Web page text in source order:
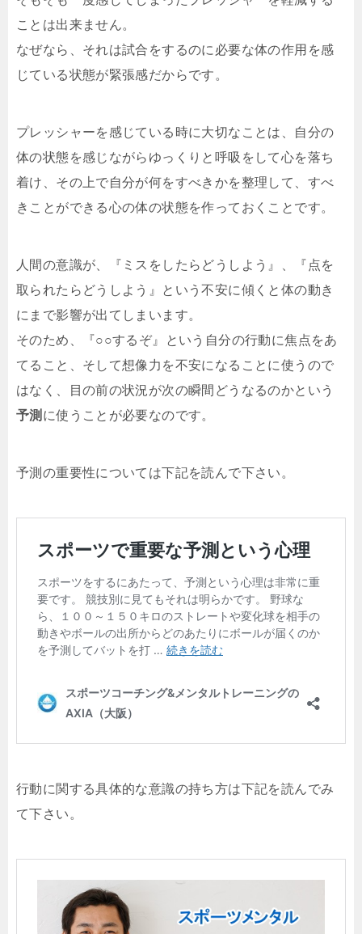
ことは出来ません。
なぜなら、それは試合をするのに必要な体の作用を感
じている状態が緊張感だからです。
プレッシャーを感じている時に大切なことは、自分の
体の状態を感じながらゆっくりと呼吸をして心を落ち
着け、その上で自分が何をすべきかを整理して、すべ
きことができる心の体の状態を作っておくことです。
人間の意識が、『ミスをしたらどうしよう』、『点を
取られたらどうしよう』という不安に傾くと体の動き
にまで影響が出てしまいます。
そのため、『○○するぞ』という自分の行動に焦点をあ
てること、そして想像力を不安になることに使うので
はなく、目の前の状況が次の瞬間どうなるのかという
予測 に使うことが必要なのです。
予測の重要性については下記を読んで下さい。
行動に関する具体的な意識の持ち方は下記を読んでみ
て下さい。